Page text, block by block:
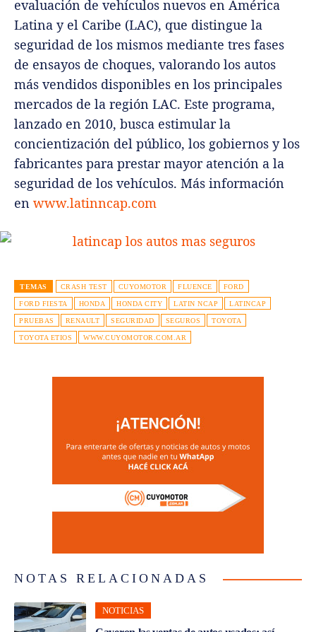
evaluación de vehículos nuevos en América
Latina y el Caribe (LAC), que distingue la
seguridad de los mismos mediante tres fases
de ensayos de choques, valorando los autos
más vendidos disponibles en los principales
mercados de la región LAC. Este programa,
lanzado en 2010, busca estimular la
concientización del público, los gobiernos y los
fabricantes para prestar mayor atención a la
seguridad de los vehículos. Más información
en www.latinncap.com
TEMAS CRASH TEST CUYOMOTOR FLUENCE FORD
FORD FIESTA HONDA HONDA CITY LATIN NCAP LATINCAP
PRUEBAS RENAULT SEGURIDAD SEGUROS TOYOTA
TOYOTA ETIOS WWW.CUYOMOTOR.COM.AR
NOTAS RELACIONADAS
NOTICIAS